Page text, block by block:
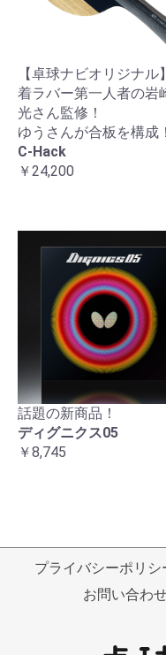
【卓球ナビオリジナル
着ラバー第一人者の岩
光さん監修！
ゆうさんが合板を構成！
C-Hack
￥24,200
話題の新商品！
ディグニクス05
￥8,745
プライバシーポリシ
お問い合わ